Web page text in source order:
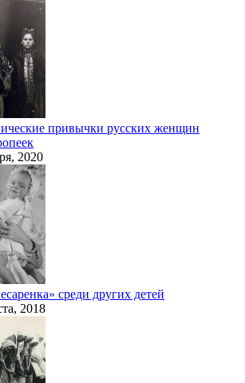
привычки русских женщин
2020
среди других детей
2018